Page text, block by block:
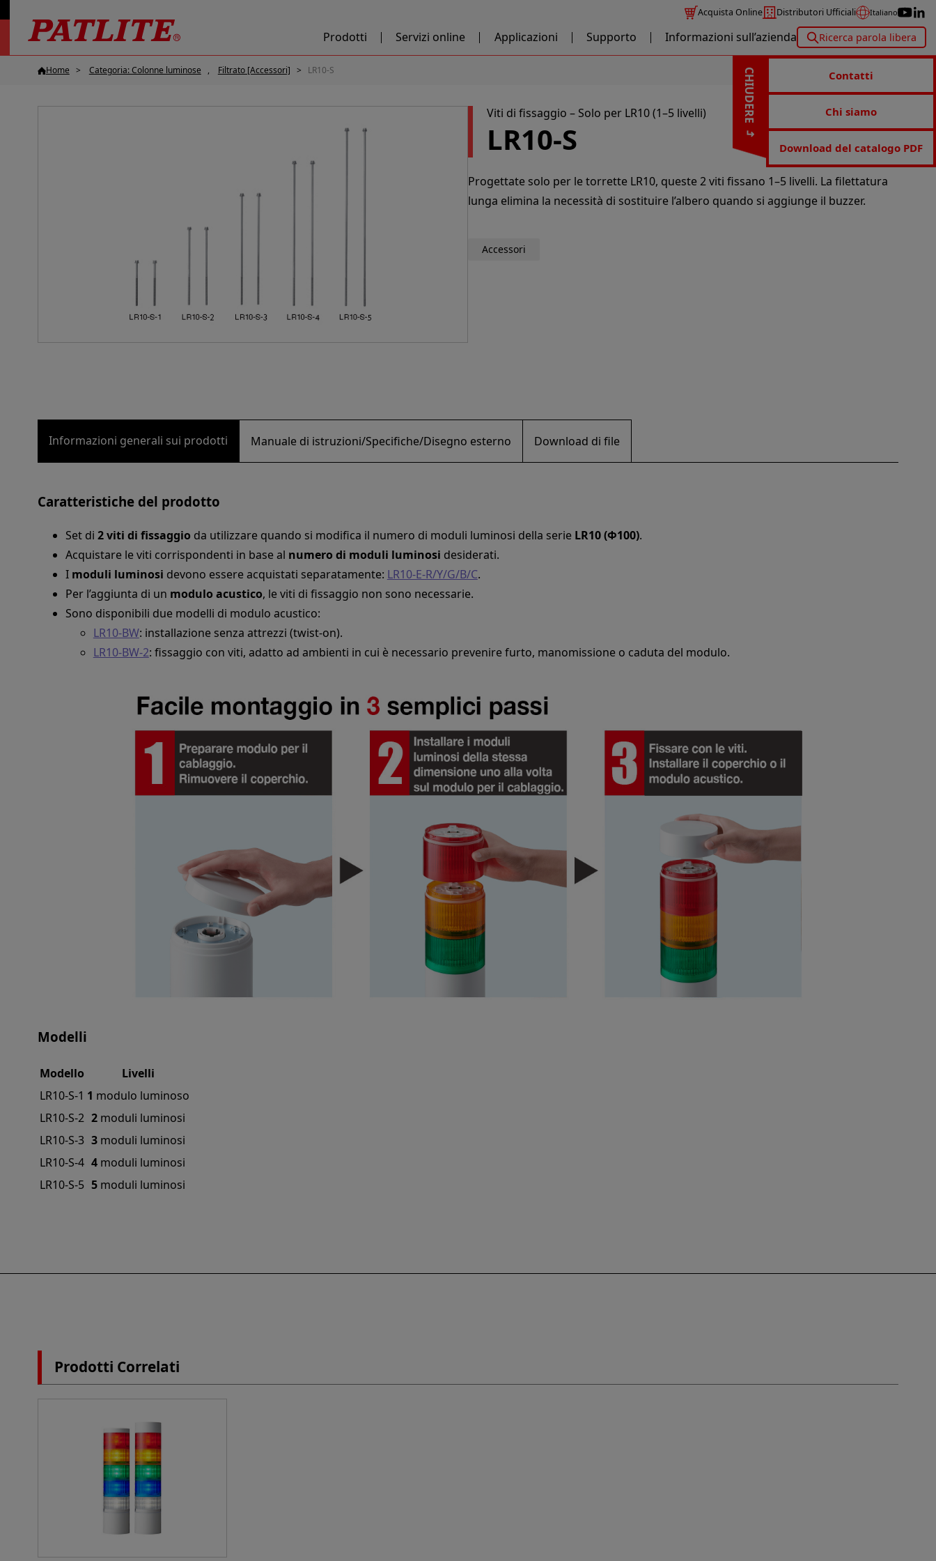
Acquista Online Distributori Ufficiali Italiano
Prodotti Servizi online Applicazioni Supporto Informazioni sull’azienda Ricerca parola libera
CHIUDERE Contatti
Chi siamo
Download del catalogo PDF
Home Categoria: Colonne luminose Filtrato [Accessori] LR10-S
Viti di fissaggio – Solo per LR10 (1–5 livelli)
LR10-S
Progettate solo per le torrette LR10, queste 2 viti fissano 1–5 livelli. La filettatura
lunga elimina la necessità di sostituire l’albero quando si aggiunge il buzzer.
Accessori
Informazioni generali sui prodotti Manuale di istruzioni/Specifiche/Disegno esterno Download di file
Caratteristiche del prodotto
Set di 2 viti di fissaggio da utilizzare quando si modifica il numero di moduli luminosi della serie LR10 (Φ100).
Acquistare le viti corrispondenti in base al numero di moduli luminosi desiderati.
I moduli luminosi devono essere acquistati separatamente: LR10-E-R/Y/G/B/C.
Per l’aggiunta di un modulo acustico, le viti di fissaggio non sono necessarie.
Sono disponibili due modelli di modulo acustico:
LR10-BW: installazione senza attrezzi (twist-on).
LR10-BW-2: fissaggio con viti, adatto ad ambienti in cui è necessario prevenire furto, manomissione o caduta del modulo.
Modelli
Modello
Livelli
LR10-S-1 1 modulo luminoso
LR10-S-2 2moduli luminosi
LR10-S-3 3moduli luminosi
LR10-S-4 4moduli luminosi
LR10-S-5 5moduli luminosi
Prodotti Correlati